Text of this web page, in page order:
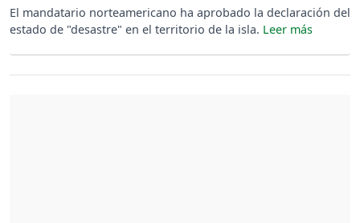
El mandatario norteamericano ha aprobado la declaración del
estado de "desastre" en el territorio de la isla.